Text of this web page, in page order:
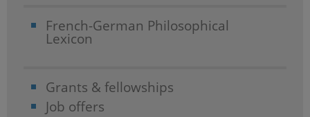
French-German Philosophical
Lexicon
Grants & fellowships
Job offers